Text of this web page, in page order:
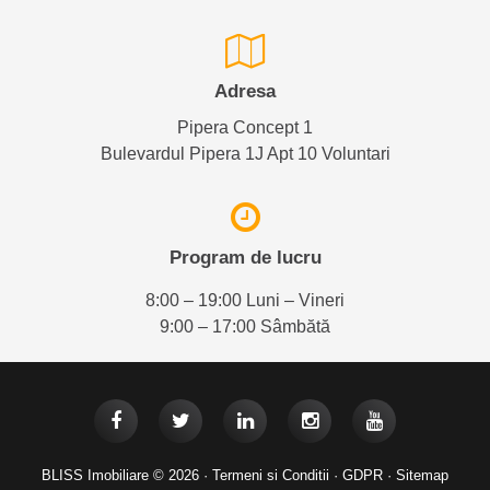
Adresa
Pipera Concept 1
Bulevardul Pipera 1J Apt 10 Voluntari
Program de lucru
8:00 – 19:00 Luni – Vineri
9:00 – 17:00 Sâmbătă
BLISS Imobiliare © 2026 · Termeni si Conditii · GDPR · Sitemap